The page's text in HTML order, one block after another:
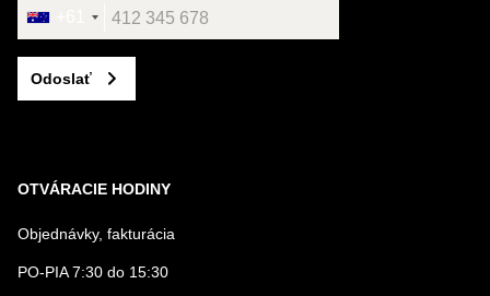
Odoslať
OTVÁRACIE HODINY
Objednávky, fakturácia
PO-PIA 7:30 do 15:30